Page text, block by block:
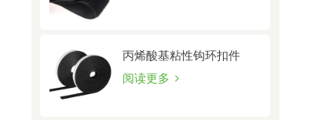
丙烯酸基粘性钩环扣件
阅读更多